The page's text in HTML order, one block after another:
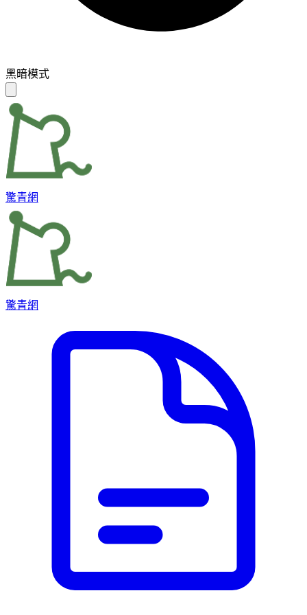
黑暗模式
驚青網
驚青網